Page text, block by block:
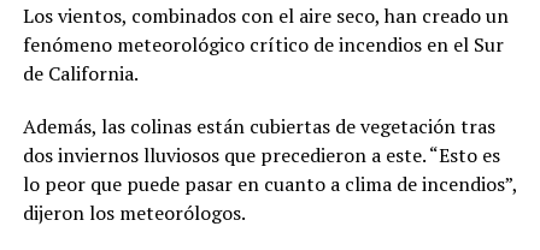
Los vientos, combinados con el aire seco, han creado un
fenómeno meteorológico crítico de incendios en el Sur
de California.
Además, las colinas están cubiertas de vegetación tras
dos inviernos lluviosos que precedieron a este. “Esto es
lo peor que puede pasar en cuanto a clima de incendios”,
dijeron los meteorólogos.